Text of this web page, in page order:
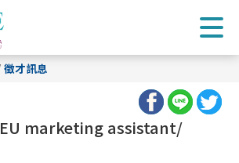
徵才訊息
EU marketing assistant/